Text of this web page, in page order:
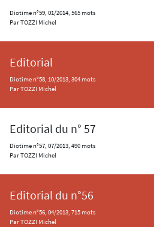
Diotime n°59, 01/2014, 565 mots
Par TOZZI Michel
Editorial
Diotime n°58, 10/2013, 304 mots
Par TOZZI Michel
Editorial du n° 57
Diotime n°57, 07/2013, 490 mots
Par TOZZI Michel
Editorial du n°56
Diotime n°56, 04/2013, 715 mots
Par TOZZI Michel